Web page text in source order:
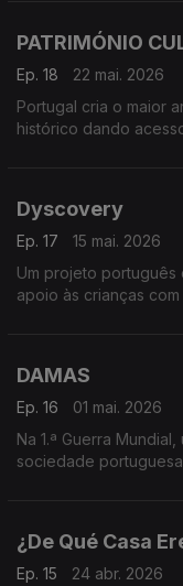
PATRIMÓNIO
Ep. 18
22 mai. 2026
Portugal cria o maior
histórico dando
Dyscovery
Ep. 17
15 mai. 2026
Um projeto
apoio às crianças
DAMAS
Ep. 16
01 mai. 2026
Na 1.ª Guerra
sociedade
¿De Qué Casa
Ep. 15
24 abr. 2026